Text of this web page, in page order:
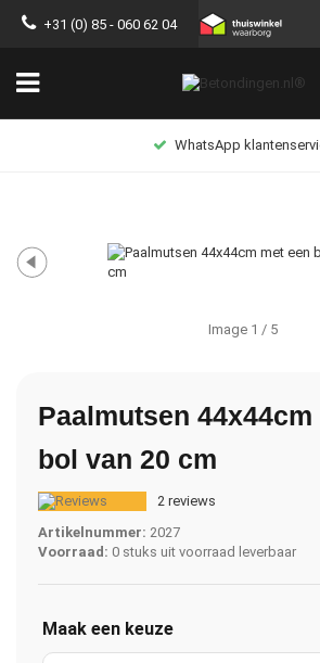
+31 (0) 85 - 060 62 04
WhatsApp
Image 1 / 5
Paalmutsen 44x44cm
bol van 20 cm
2 reviews
Artikelnummer: 2027
Voorraad: 0 stuks uit voorraad leverbaar
Maak een keuze